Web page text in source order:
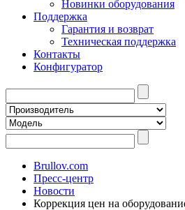
Новинки оборудования
Поддержка
Гарантия и возврат
Техническая поддержка
Контакты
Конфигуратор
Brullov.com
Пресс-центр
Новости
Коррекция цен на